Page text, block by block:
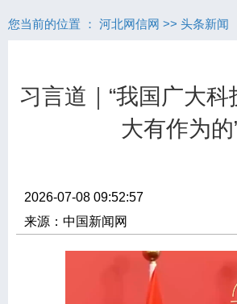
您当前的位置 ： 河北网信网 >> 头条新闻
习言道｜“我国广大
大有作为的
2026-07-08 09:52:57
来源：中国新闻网